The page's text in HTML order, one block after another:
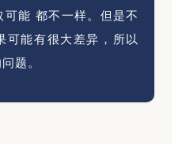
能 都不一样。但是不
可能有很大差异，所以
题。